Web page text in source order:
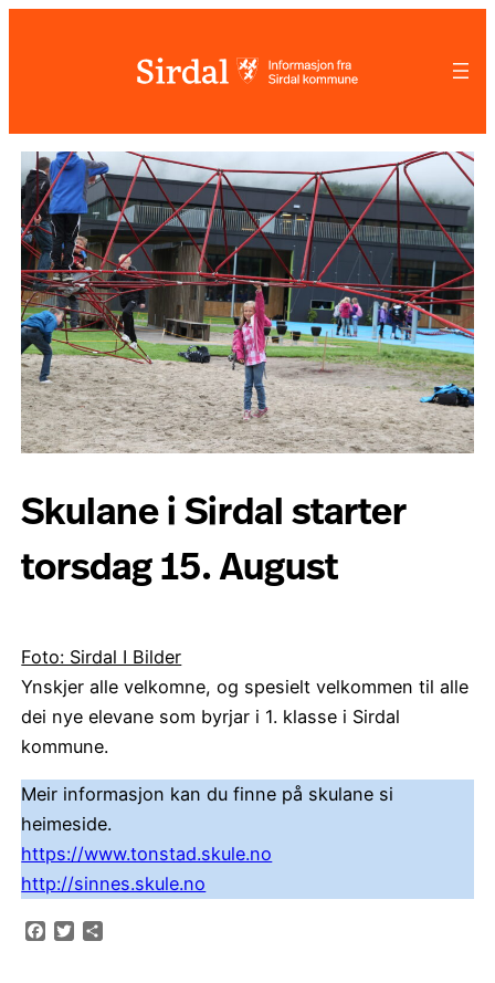
Skulane i Sirdal starter
torsdag 15. August
Foto: Sirdal I Bilder
Ynskjer alle velkomne, og spesielt velkommen til alle
dei nye elevane som byrjar i 1. klasse i Sirdal
kommune.
Meir informasjon kan du finne på skulane si
heimeside.
https://www.tonstad.skule.no
http://sinnes.skule.no
Facebook
Twitter